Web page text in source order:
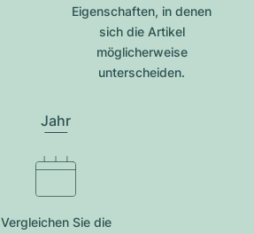
Eigenschaften, in denen
sich die Artikel
möglicherweise
unterscheiden.
Jahr
Vergleichen Sie die